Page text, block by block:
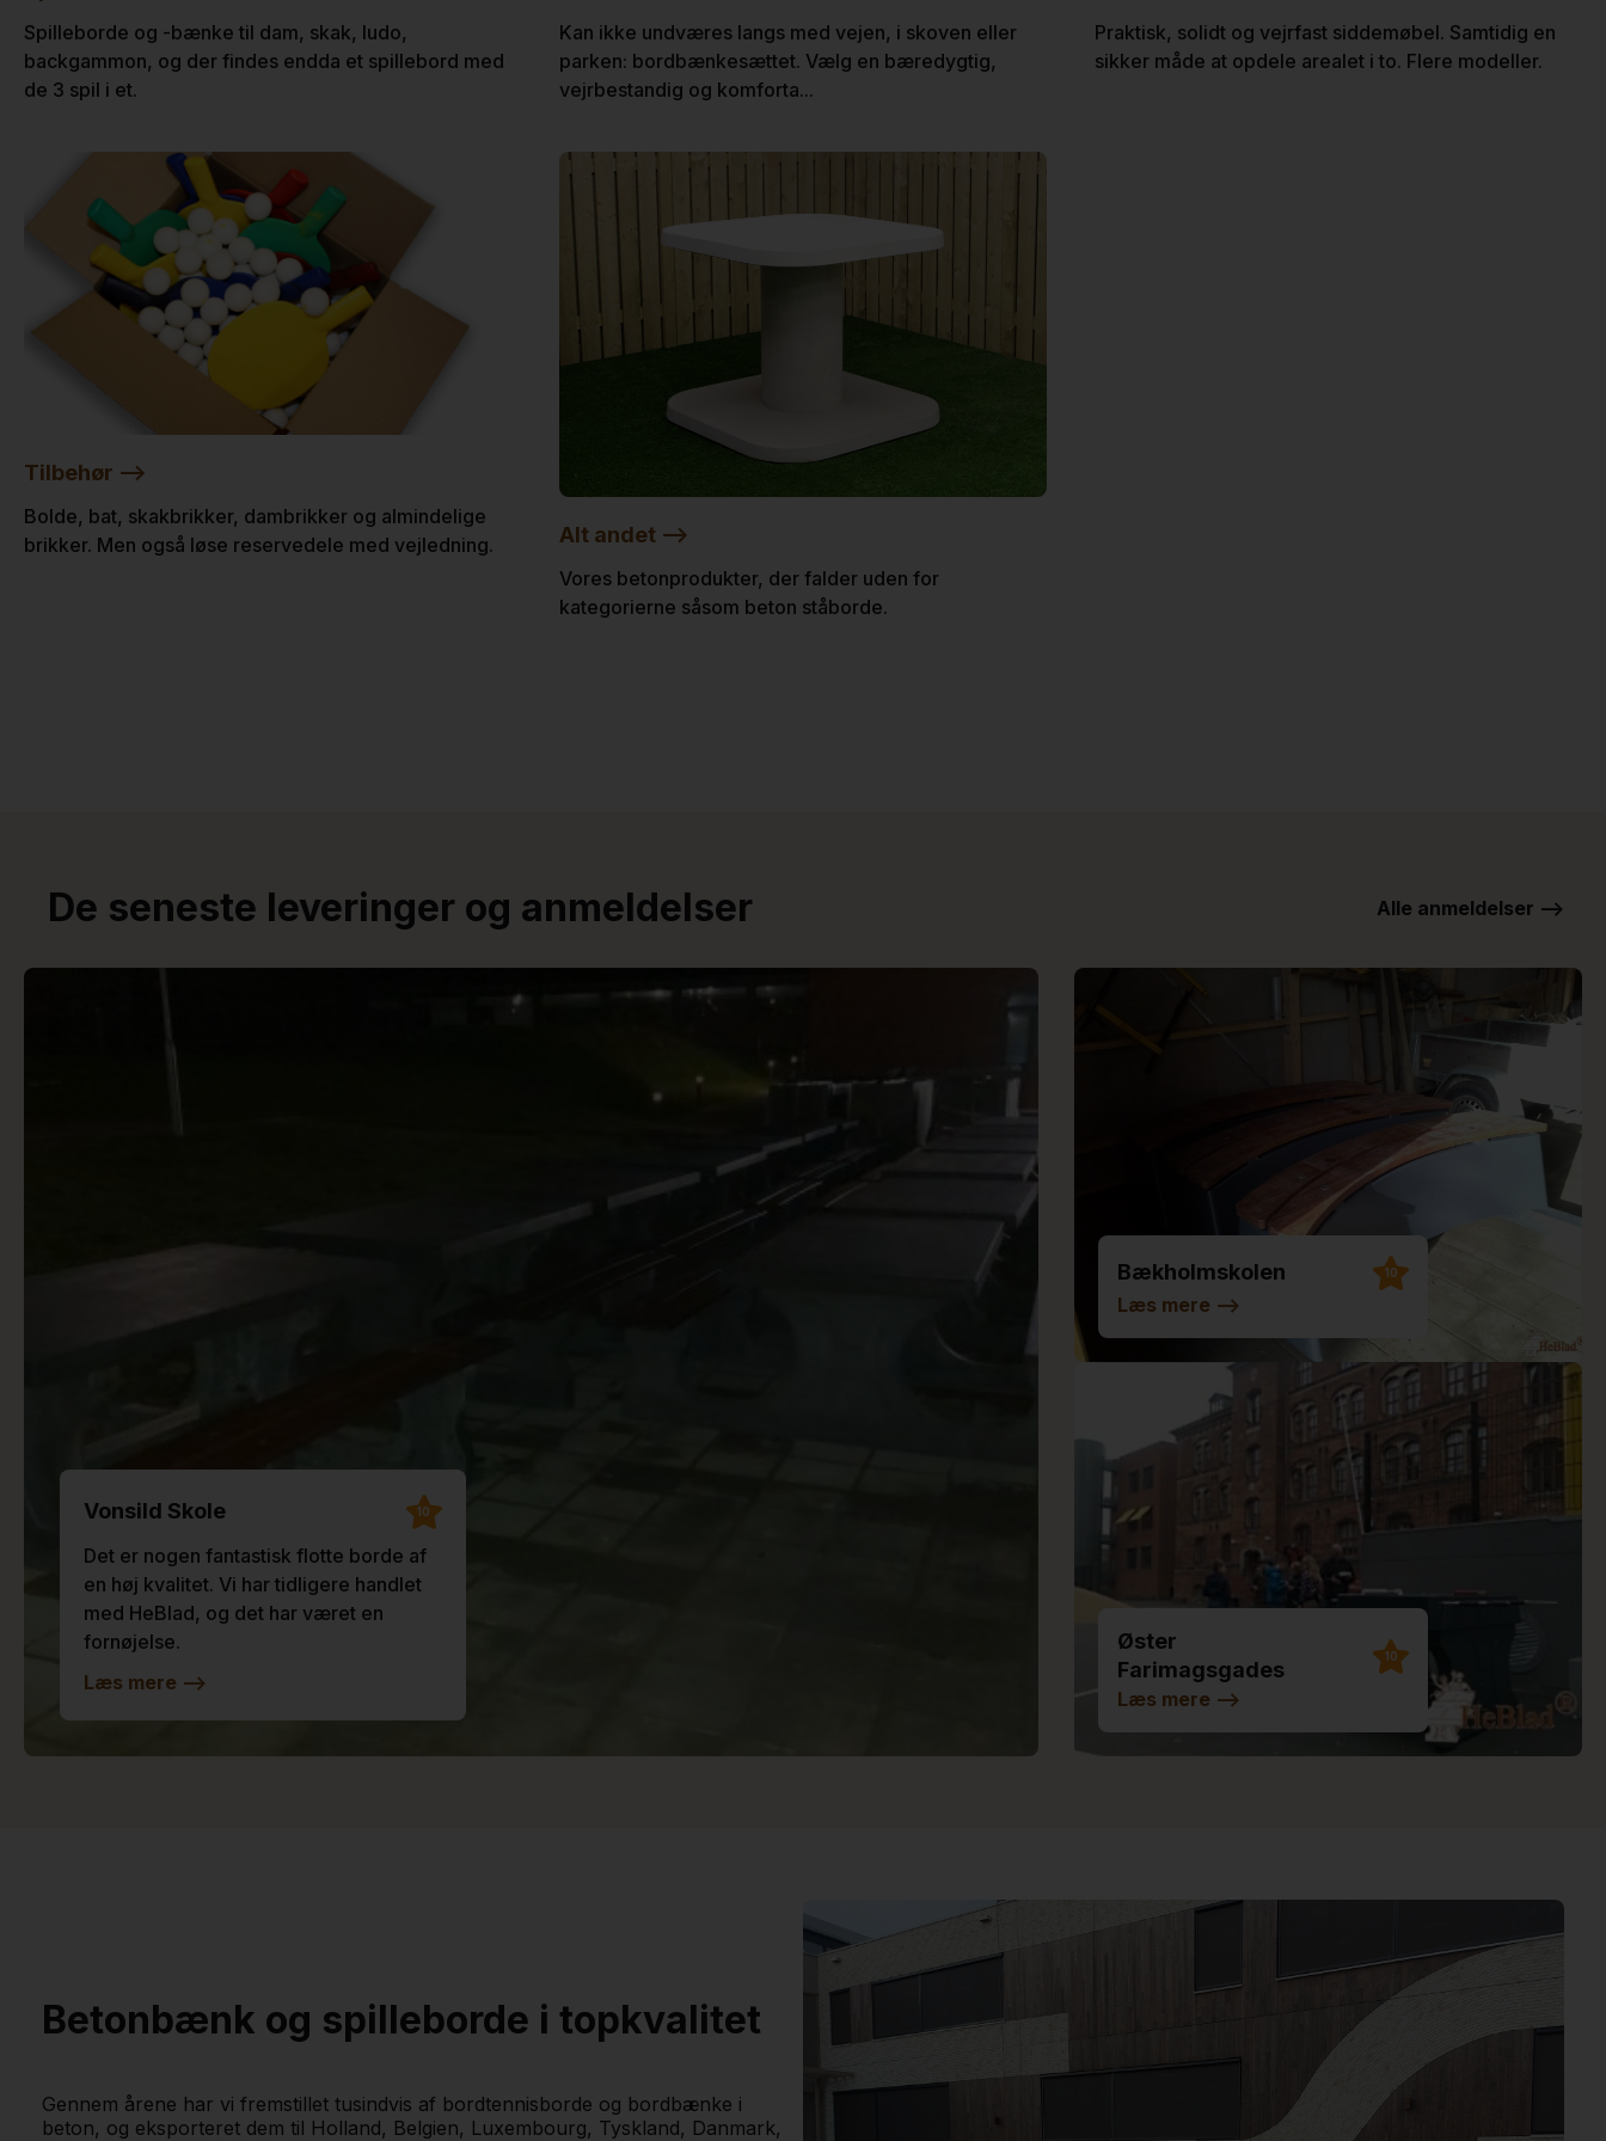
Spilleborde og -bænke til dam, skak, ludo,
backgammon, og der findes endda et spillebord med
de 3 spil i et.
Kan ikke undværes langs med vejen, i skoven eller
parken: bordbænkesættet. Vælg en bæredygtig,
vejrbestandig og komforta...
Praktisk, solidt og vejrfast siddemøbel. Samtidig en
sikker måde at opdele arealet i to. Flere modeller.
Tilbehør -->
Bolde, bat, skakbrikker, dambrikker og almindelige
brikker. Men også løse reservedele med vejledning.
Alt andet -->
Vores betonprodukter, der falder uden for
kategorierne såsom beton ståborde.
De seneste leveringer og anmeldelser Alle anmeldelser -->
Vonsild Skole 10
Det er nogen fantastisk flotte borde af
en høj kvalitet. Vi har tidligere handlet
med HeBlad, og det har været en
fornøjelse.
Læs mere -->
Bækholmskolen 10
Læs mere -->
Øster
Farimagsgades
Skole
10
Læs mere -->
Betonbænk og spilleborde i topkvalitet
Gennem årene har vi fremstillet tusindvis af bordtennisborde og bordbænke i
beton, og eksporteret dem til Holland, Belgien, Luxembourg, Tyskland, Danmark,